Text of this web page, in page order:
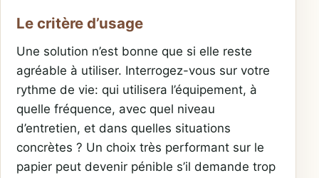
Le critère d’usage
Une solution n’est bonne que si elle reste
agréable à utiliser. Interrogez-vous sur votre
rythme de vie: qui utilisera l’équipement, à
quelle fréquence, avec quel niveau
d’entretien, et dans quelles situations
concrètes ? Un choix très performant sur le
papier peut devenir pénible s’il demande trop